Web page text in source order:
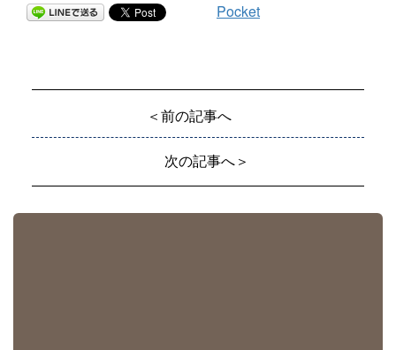
Pocket
＜前の記事へ
次の記事へ＞